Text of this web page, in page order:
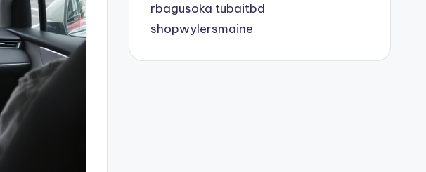
rbagusoka tubaitbd
shopwylersmaine